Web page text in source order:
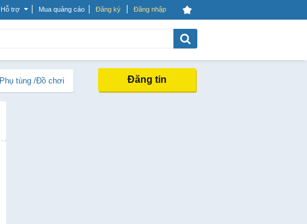
Hỗ trợ Mua quảng cáo Đăng ký Đăng nhập
Phụ tùng /Đồ chơi Đăng tin